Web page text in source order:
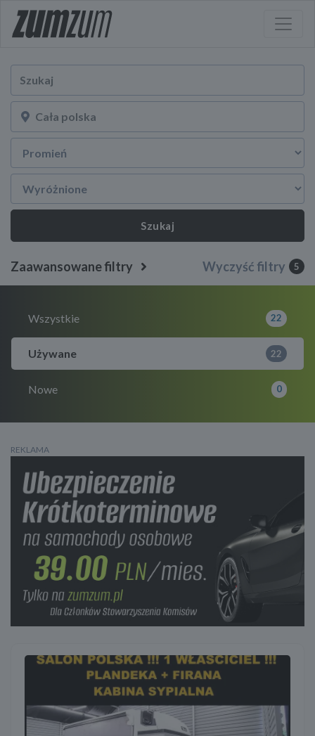
Szukaj
Zaawansowane filtry Wyczyść filtry 5
Wszystkie 22
Używane 22
Nowe 0
REKLAMA